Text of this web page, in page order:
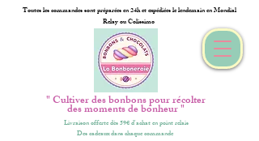
Toutes les commandes sont préparées en 24h et expédiées le lendemain en Mondial
Relay ou Colissimo
" Cultiver des bonbons pour récolter
des moments de bonheur "
Livraison offerte dès 59€ d'achat en point relais
Des cadeaux dans chaque commande